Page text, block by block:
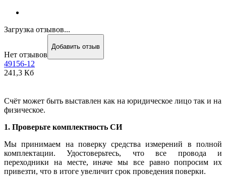
Загрузка отзывов...
Нет отзывов
Добавить отзыв
49156-12
241,3 Кб
Счёт может быть выставлен как на юридическое лицо так и на
физическое.
1. Проверьте комплектность СИ
Мы принимаем на поверку средства измерений в полной
комплектации. Удостоверьтесь, что все провода и
переходники на месте, иначе мы все равно попросим их
привезти, что в итоге увеличит срок проведения поверки.